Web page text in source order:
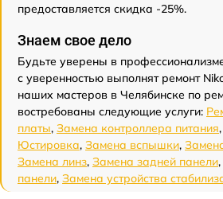
предоставляется скидка -25%.
Знаем свое дело
Будьте уверены в
с уверенностью выполнят ремонт
наших мастеров в Челябинске по
востребованы следующие услуги:
платы, Замена контроллера питания,
Юстировка, Замена вспышки,
Замена линз, Замена задней панели,
панели, Замена устройства